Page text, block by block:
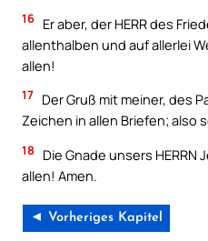
16 Er aber, der HERR des
allenthalben und auf allerlei
allen!
17 Der Gruß mit meiner, des
Zeichen in allen Briefen; also
18
Die Gnade unsers HERRN
allen! Amen.
◄ Vorheriges Kapitel